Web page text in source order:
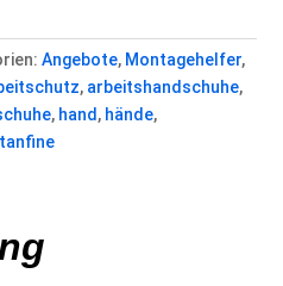
Angebote, Montagehelfer,
, arbeitshandschuhe,
, hand , hände,